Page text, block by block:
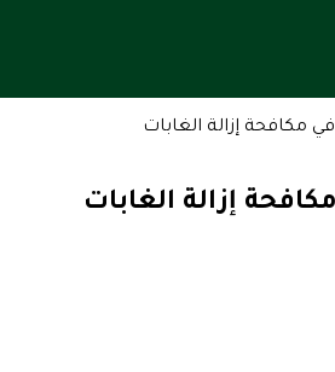
مكافحة إزالة الغابات
إزالة الغابات